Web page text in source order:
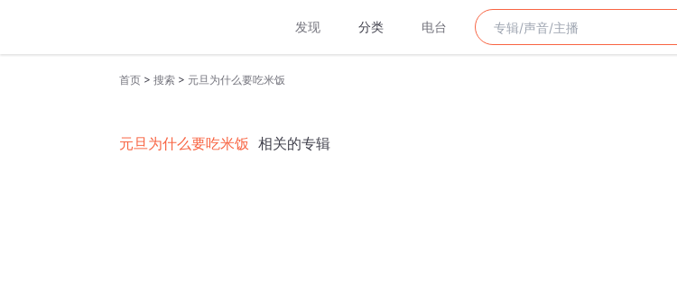
发现 分类 电台
首页 > 搜索 > 元旦为什么要吃米饭
元旦为什么要吃米饭 相关的专辑